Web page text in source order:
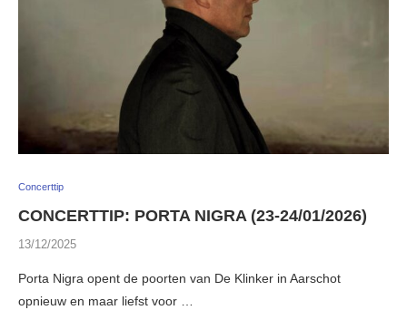
Concerttip
CONCERTTIP: PORTA NIGRA (23-24/01/2026)
13/12/2025
Porta Nigra opent de poorten van De Klinker in Aarschot
opnieuw en maar liefst voor …